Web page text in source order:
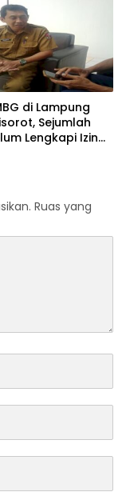
di Lampung
Sejumlah
Lengkapi Izin
Ruas yang